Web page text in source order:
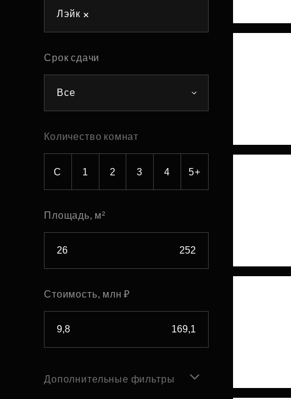
Рефинансирование
Лэйк
Срок сдачи
Все
Количество комнат
С 1 2 3 4 5+
Площадь, м²
Стоимость, млн ₽
Дополнительные фильтры